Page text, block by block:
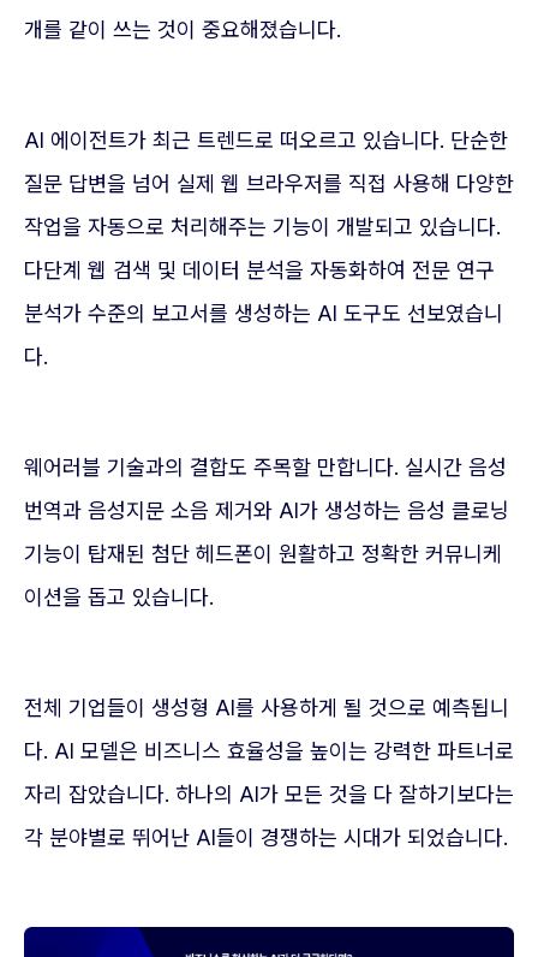
개를 같이 쓰는 것이 중요해졌습니다.
AI 에이전트가 최근 트렌드로 떠오르고 있습니다. 단순한
질문 답변을 넘어 실제 웹 브라우저를 직접 사용해 다양한
작업을 자동으로 처리해주는 기능이 개발되고 있습니다.
다단계 웹 검색 및 데이터 분석을 자동화하여 전문 연구
분석가 수준의 보고서를 생성하는 AI 도구도 선보였습니
다.
웨어러블 기술과의 결합도 주목할 만합니다. 실시간 음성
번역과 음성지문 소음 제거와 AI가 생성하는 음성 클로닝
기능이 탑재된 첨단 헤드폰이 원활하고 정확한 커뮤니케
이션을 돕고 있습니다.
전체 기업들이 생성형 AI를 사용하게 될 것으로 예측됩니
다. AI 모델은 비즈니스 효율성을 높이는 강력한 파트너로
자리 잡았습니다. 하나의 AI가 모든 것을 다 잘하기보다는
각 분야별로 뛰어난 AI들이 경쟁하는 시대가 되었습니다.